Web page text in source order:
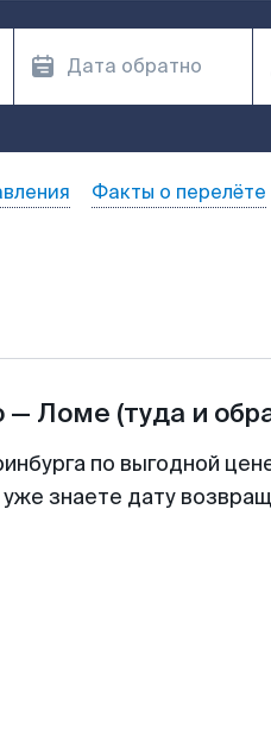
Факты о перелёте
— Ломе (туда и
по выгодной
знаете дату